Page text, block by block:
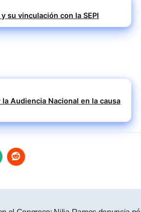
su vinculación con la SEPI
Audiencia Nacional en la causa